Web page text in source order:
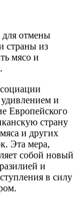
для отмены
страны из
мясо и
и
Европейского
страну
и других
Эта мера,
собой новый
и
в силу